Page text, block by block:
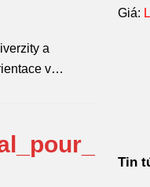
a
v…
Giá:
Tin